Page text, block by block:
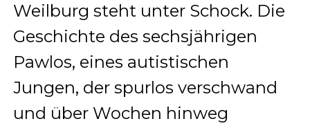
Weilburg steht unter Schock. Die
Geschichte des sechsjährigen
Pawlos, eines autistischen
Jungen, der spurlos verschwand
und über Wochen hinweg